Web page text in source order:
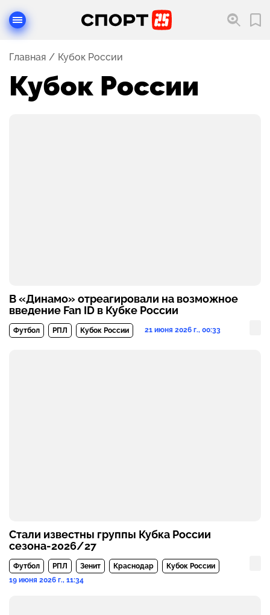
Главная Кубок России
Кубок России
В «Динамо» отреагировали на возможное
введение Fan ID в Кубке России
Футбол РПЛ Кубок России 21 июня 2026 г., 00:33
Стали известны группы Кубка России
сезона-2026/27
Футбол РПЛ Зенит Краснодар
Кубок России
19 июня 2026 г., 11:34